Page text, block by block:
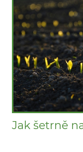
Jak šetrně